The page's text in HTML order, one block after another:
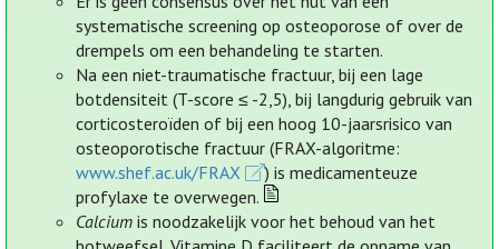
systematische screening op osteoporose of over de
drempels om een behandeling te starten.
Na een niet-traumatische fractuur, bij een lage
botdensiteit (T-score ≤ -2,5), bij langdurig gebruik van
corticosteroïden of bij een hoog 10-jaarsrisico van
osteoporotische fractuur (FRAX-algoritme:
www.shef.ac.uk/FRAX
) is medicamenteuze
profylaxe te overwegen.
Calcium is noodzakelijk voor het behoud van het